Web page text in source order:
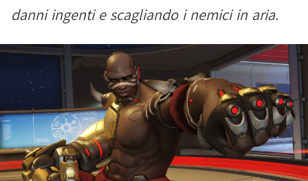
danni ingenti e scagliando i nemici in aria.